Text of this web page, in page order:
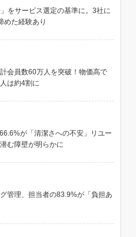
をサービス選定の基準に。3社に
めた経験あり
会員数60万人を突破！物価高で
は約4割に
が「清潔さへの不安」リユー
む障壁が明らかに
管理、担当者の83.9%が「負担あ